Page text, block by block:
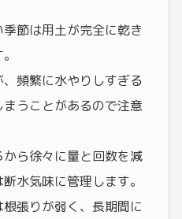
節は用土が完全に乾き
頻繁に水やりしすぎる
うことがあるので注意
ら徐々に量と回数を減
水気味に管理します。
張りが弱く、長期間に